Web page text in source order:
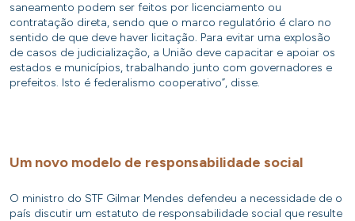
saneamento podem ser feitos por licenciamento ou
contratação direta, sendo que o marco regulatório é claro no
sentido de que deve haver licitação. Para evitar uma explosão
de casos de judicialização, a União deve capacitar e apoiar os
estados e municípios, trabalhando junto com governadores e
prefeitos. Isto é federalismo cooperativo”, disse.
Um novo modelo de responsabilidade social
O ministro do STF Gilmar Mendes defendeu a necessidade de o
país discutir um estatuto de responsabilidade social que resulte